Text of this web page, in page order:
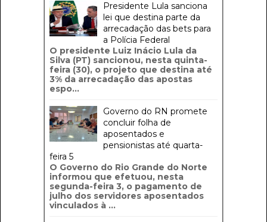
Presidente Lula sanciona
lei que destina parte da
arrecadação das bets para
a Polícia Federal
O presidente Luiz Inácio Lula da
Silva (PT) sancionou, nesta quinta-
feira (30), o projeto que destina até
3% da arrecadação das apostas
espo...
Governo do RN promete
concluir folha de
aposentados e
pensionistas até quarta-
feira 5
O Governo do Rio Grande do Norte
informou que efetuou, nesta
segunda-feira 3, o pagamento de
julho dos servidores aposentados
vinculados à ...